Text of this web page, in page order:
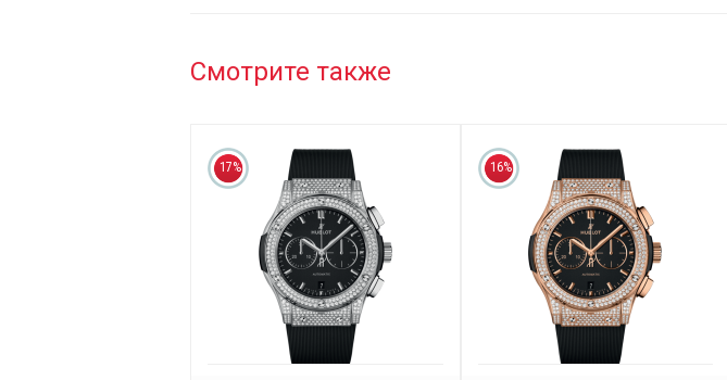
Смотрите также
17% 16%